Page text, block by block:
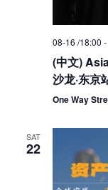
08-16 /18:00 -
(中文)
沙龙·东京
One Way
SAT
22